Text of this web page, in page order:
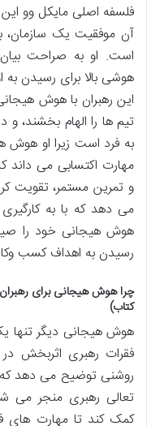
فلسفه اصلی مایکل وو
آن موفقیت یک
است. او به صراحت
هوشی بالا برای رسیدن
این رهبران با هوش
تیم ها را الهام بخشند،
به فرد است زیرا او هوش
مهارت اکتسابی می داند
و تمرین مستمر، تقویت
می دهد که با به
هوش هیجانی خود را
رسیدن به اهداف کسب
چرا هوش هیجانی برای
کتاب)
هوش هیجانی دیگر تنها
فقرات رهبری اثربخش
کمک کند تا مهارت های